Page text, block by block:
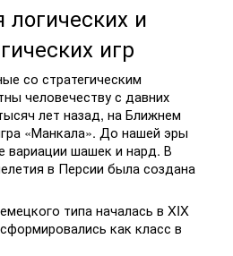
логических и
игр
со стратегическим
человечеству с давних
лет назад, на Ближнем
«Манкала». До нашей эры
вариации шашек и нард. В
в Персии была создана
типа началась в XIX
как класс в